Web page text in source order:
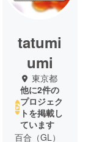
tatumi
umi
東京都
他に2件の
プロジェク
トを掲載し
ています
百合（GL）